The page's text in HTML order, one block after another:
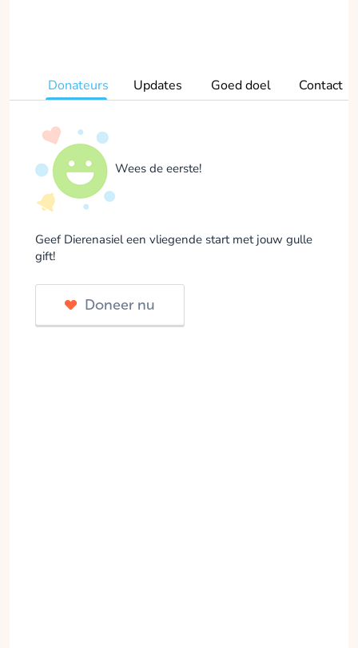
Donateurs Updates Goed doel Contact
Wees de eerste!
Geef Dierenasiel een vliegende start met jouw gulle
gift!
Doneer nu